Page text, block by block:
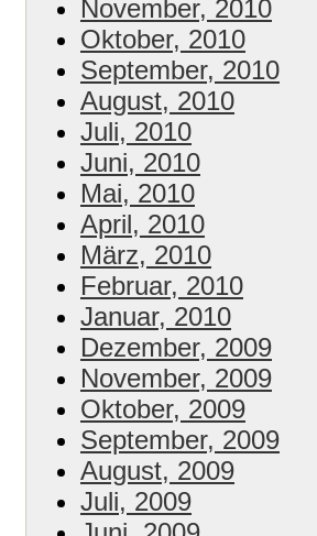
November, 2010
Oktober, 2010
September, 2010
August, 2010
Juli, 2010
Juni, 2010
Mai, 2010
April, 2010
März, 2010
Februar, 2010
Januar, 2010
Dezember, 2009
November, 2009
Oktober, 2009
September, 2009
August, 2009
Juli, 2009